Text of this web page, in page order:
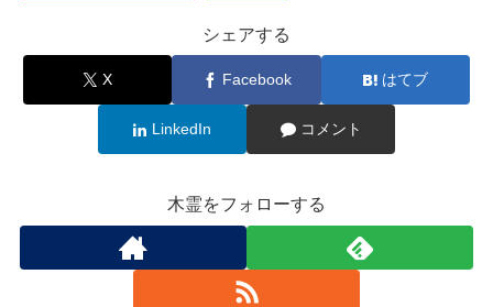
シェアする
X Facebook はてブ
LinkedIn コメント
木霊をフォローする